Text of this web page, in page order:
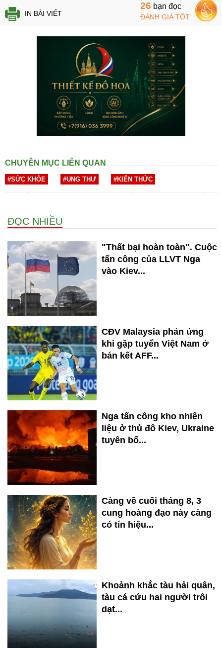
IN BÀI VIẾT
26 bạn đọc
ĐÁNH GIÁ TỐT
CHUYÊN MỤC LIÊN QUAN
#SỨC KHỎE #UNG THƯ #KIẾN THỨC
ĐỌC NHIỀU
"Thất bại hoàn toàn". Cuộc
tấn công của LLVT Nga
vào Kiev...
CĐV Malaysia phản ứng
khi gặp tuyển Việt Nam ở
bán kết AFF...
Nga tấn công kho nhiên
liệu ở thủ đô Kiev, Ukraine
tuyên bố...
Càng về cuối tháng 8, 3
cung hoàng đạo này càng
có tín hiệu...
Khoảnh khắc tàu hải quân,
tàu cá cứu hai người trôi
dạt...